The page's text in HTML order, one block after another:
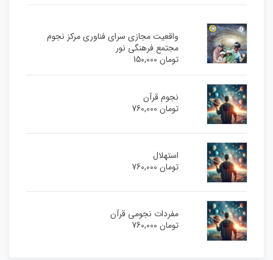
واقعیت مجازی سرای فناوری مرکز نجوم
مجتمع فرهنگی نور
تومان150,000
نجوم قرآن
تومان760,000
استهلال
تومان760,000
مفردات نجومی قرآن
تومان760,000